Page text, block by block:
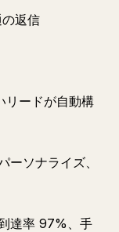
返信
ードが自動構
ソナライズ、
達率 97%、手